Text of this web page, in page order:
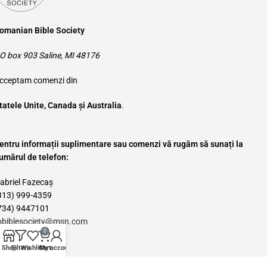
Bible Society
box 903 Saline, MI 48176
comenzi din
Unite, Canada și Australia.
informații suplimentare sau comenzi vă rugăm să sunați la
de telefon:
Fazecaș
999-4359
9447101
Categories
ShopFiltersWishlist
0
Cart
My account